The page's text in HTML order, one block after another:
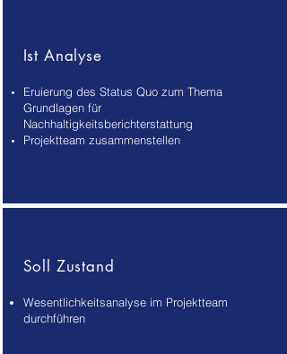
Ist Analyse
Eruierung des Status Quo zum Thema
Grundlagen für
Nachhaltigkeitsberichterstattung
Projektteam zusammenstellen
Soll Zustand
Wesentlichkeitsanalyse im Projektteam
durchführen